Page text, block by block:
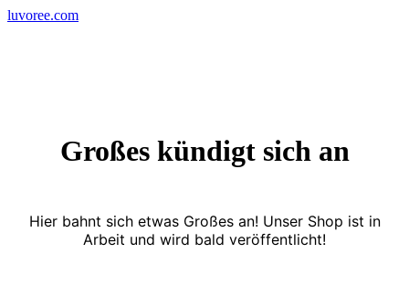
Skip
luvoree.com
Großes kündigt sich an
Hier bahnt sich etwas Großes an! Unser Shop ist in
Arbeit und wird bald veröffentlicht!